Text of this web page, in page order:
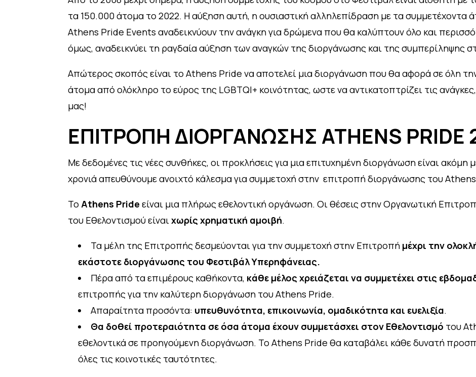
τα 150.000 άτομα το 2022. Η αύξηση αυτή, η ουσιαστική αλληλεπίδραση με τα συμμετέχοντα
Athens Pride Events αναδεικνύουν την ανάγκη για δρώμενα που θα καλύπτουν όλο και
όμως, αναδεικνύει τη ραγδαία αύξηση των αναγκών της διοργάνωσης και της συμπερίληψης
Απώτερος σκοπός είναι το Athens Pride να αποτελεί μια διοργάνωση που θα αφορά σε όλη
άτομα από ολόκληρο το εύρος της LGBTQI+ κοινότητας, ωστε να αντικατοπτρίζει τις ανάγκες,
μας!
ΕΠΙΤΡΟΠΗ ΔΙΟΡΓΑΝΩΣΗΣ ATHENS PRIDE
Με δεδομένες τις νέες συνθήκες, οι προκλήσεις για μια επιτυχημένη διοργάνωση είναι ακόμη
χρονιά απευθύνουμε ανοιχτό κάλεσμα για συμμετοχή στην επιτροπή διοργάνωσης του
ΤοAthens Pride είναι μια πλήρως εθελοντική οργάνωση. Οι θέσεις στην Οργανωτική
του Εθελοντισμού είναιχωρίς χρηματική αμοιβή.
Τα μέλη της Επιτροπής δεσμεύονται για την συμμετοχή στην Επιτροπή μέχρι την
εκάστοτε διοργάνωσης του Φεστιβάλ Υπερηφάνειας.
Πέρα από τα επιμέρους καθήκοντα, κάθε μέλος χρειάζεται να συμμετέχει στις
επιτροπής για την καλύτερη διοργάνωση του Athens Pride.
Απαραίτητα προσόντα: υπευθυνότητα, επικοινωνία, ομαδικότητα και ευελιξία.
Θα δοθεί προτεραιότητα σε όσα άτομα έχουν συμμετάσχει στον Εθελοντισμό του
εθελοντικά σε προηγούμενη διοργάνωση. Το Athens Pride θα καταβάλει κάθε δυνατή
όλες τις κοινοτικές ταυτότητες.